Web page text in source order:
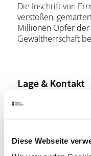
Diese Webseite
Die Inschrift von
verstoßen,
Millionen Opfer der
Gewaltherrschaft
Lage & Kontakt
Mahnmal für die
Planie